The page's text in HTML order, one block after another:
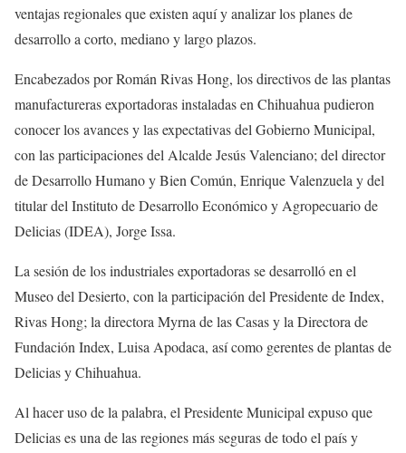
ventajas regionales que existen aquí y analizar los planes de
desarrollo a corto, mediano y largo plazos.
Encabezados por Román Rivas Hong, los directivos de las plantas
manufactureras exportadoras instaladas en Chihuahua pudieron
conocer los avances y las expectativas del Gobierno Municipal,
con las participaciones del Alcalde Jesús Valenciano; del director
de Desarrollo Humano y Bien Común, Enrique Valenzuela y del
titular del Instituto de Desarrollo Económico y Agropecuario de
Delicias (IDEA), Jorge Issa.
La sesión de los industriales exportadoras se desarrolló en el
Museo del Desierto, con la participación del Presidente de Index,
Rivas Hong; la directora Myrna de las Casas y la Directora de
Fundación Index, Luisa Apodaca, así como gerentes de plantas de
Delicias y Chihuahua.
Al hacer uso de la palabra, el Presidente Municipal expuso que
Delicias es una de las regiones más seguras de todo el país y